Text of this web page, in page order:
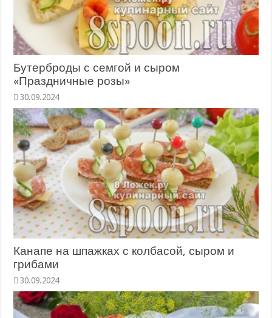
Бутерброды с семгой и сыром
«Праздничные розы»
Канапе на шпажках с колбасой, сыром и
грибами